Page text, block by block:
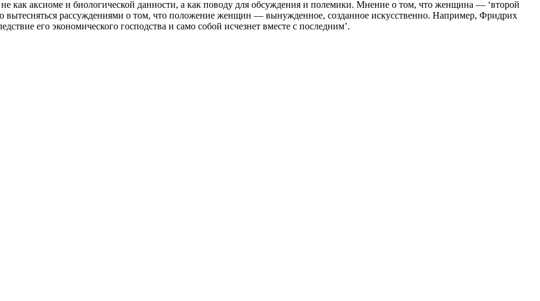
не как аксиоме и биологической данности, а как поводу для обсуждения и полемики. Мнение о том, что женщина — ‘второй
вытесняться рассуждениями о том, что положение женщин — вынужденное, созданное искусственно. Например, Фридрих
его экономического господства и само собой исчезнет вместе с последним’.